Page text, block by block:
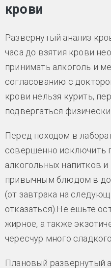
крови
Развернутый анализ
часа до взятия крови
принимать алкоголь и
согласованию с
крови нельзя курить,
подвергаться
Перед походом в
совершенно исключить
алкогольных напитков
привычным блюдом в
(от завтрака на
отказаться).Не ешьте
жирное, а также
чересчур много сладкого.
Плановый развернутый